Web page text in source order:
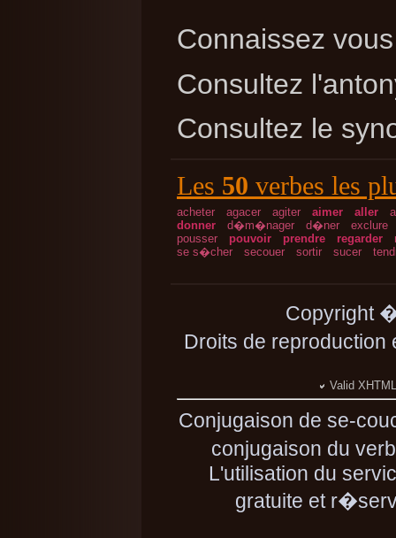
Connaissez
Consultez
Consultez le
Les 50 verbes les
acheter agacer agiter aimer aller
donner
d�m�nager d�ner
exclure
pousser
pouvoir prendre regarder
se s�cher
secouer sortir sucer
Copyright
Droits de
Valid
Conjugaison de se-
conjugaison du
L'utilisation du
gratuite et